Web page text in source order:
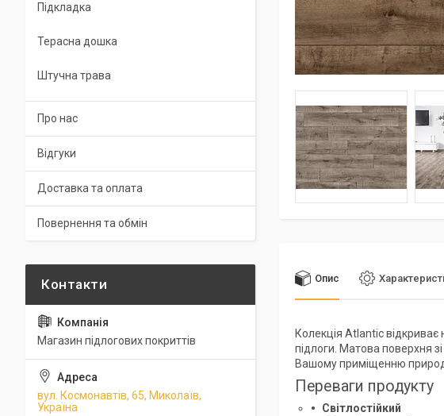
Опис
Колекція Atlantic відкриває
підлоги. Матова поверхня
Вашому приміщенню
Переваги продукту
Світлостійкий
Підкладка
Терасна дошка
Штучна трава
Про нас
Відгуки
Доставка та оплата
Повернення та обмін
Магазин підлогових покриттів
вул. Космонавтів, 65, Миколаїв,
Україна